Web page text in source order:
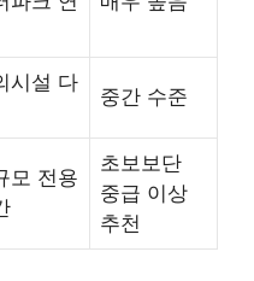
시설 다
중간 수준
모 전용
초보보단
중급 이상
추천